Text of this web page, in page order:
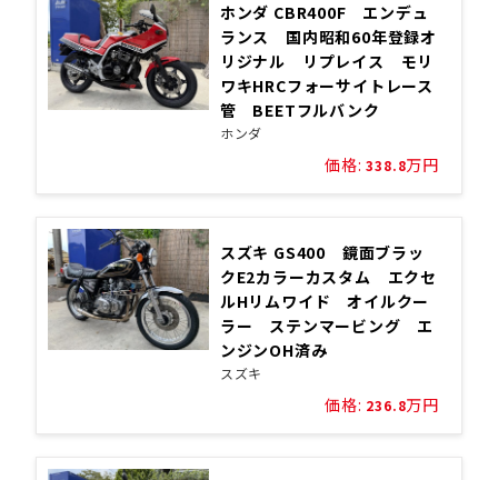
ホンダ CBR400F エンデュ
ランス 国内昭和60年登録オ
リジナル リプレイス モリ
ワキHRCフォーサイトレース
管 BEETフルバンク
ホンダ
価格: 338.8万円
スズキ GS400 鏡面ブラッ
クE2カラーカスタム エクセ
ルHリムワイド オイルクー
ラー ステンマービング エ
ンジンOH済み
スズキ
価格: 236.8万円